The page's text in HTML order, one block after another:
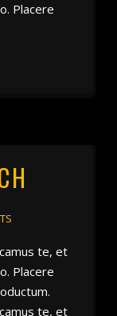
Placere
te, et
Placere
te, et